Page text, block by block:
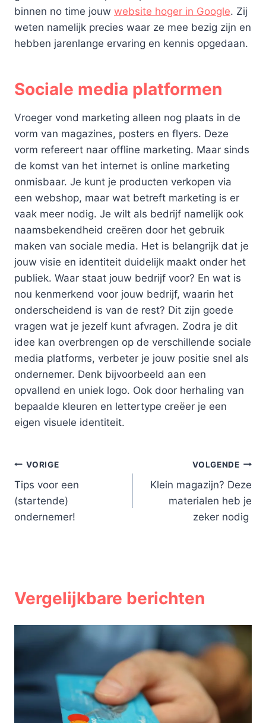
binnen no time jouw website hoger in Google. Zij
weten namelijk precies waar ze mee bezig zijn en
hebben jarenlange ervaring en kennis opgedaan.
Sociale media platformen
Vroeger vond marketing alleen nog plaats in de
vorm van magazines, posters en flyers. Deze
vorm refereert naar offline marketing. Maar sinds
de komst van het internet is online marketing
onmisbaar. Je kunt je producten verkopen via
een webshop, maar wat betreft marketing is er
vaak meer nodig. Je wilt als bedrijf namelijk ook
naamsbekendheid creëren door het gebruik
maken van sociale media. Het is belangrijk dat je
jouw visie en identiteit duidelijk maakt onder het
publiek. Waar staat jouw bedrijf voor? En wat is
nou kenmerkend voor jouw bedrijf, waarin het
onderscheidend is van de rest? Dit zijn goede
vragen wat je jezelf kunt afvragen. Zodra je dit
idee kan overbrengen op de verschillende sociale
media platforms, verbeter je jouw positie snel als
ondernemer. Denk bijvoorbeeld aan een
opvallend en uniek logo. Ook door herhaling van
bepaalde kleuren en lettertype creëer je een
eigen visuele identiteit.
Bericht
navigatie
VORIGE
Tips voor een
(startende)
ondernemer!
VOLGENDE
Klein magazijn? Deze
materialen heb je
zeker nodig
Vergelijkbare berichten